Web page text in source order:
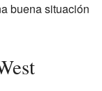
buena situación